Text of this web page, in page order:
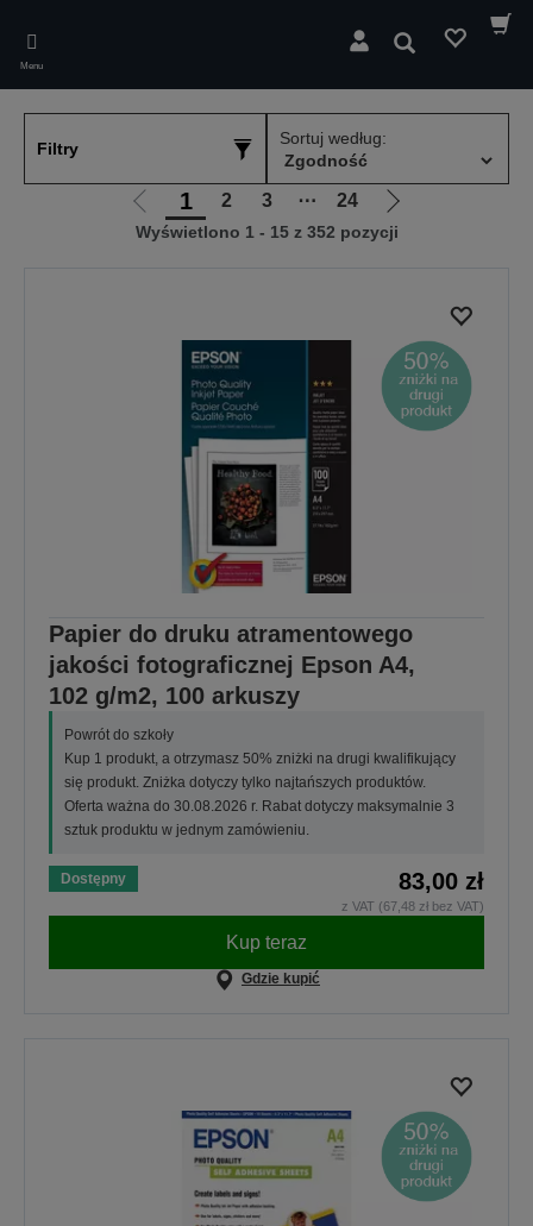
main
content
Menu
Wyszukaj
Filtry
Sortuj według:
Przejdź
do
1 2 3 ⋯ 24
Przejdź
do
Wyświetlono 1 - 15 z 352 pozycji
Papier do druku atramentowego
jakości fotograficznej Epson A4,
102 g/m2, 100 arkuszy
Powrót do szkoły
Kup 1 produkt, a otrzymasz 50% zniżki na drugi kwalifikujący
się produkt. Zniżka dotyczy tylko najtańszych produktów.
Oferta ważna do 30.08.2026 r. Rabat dotyczy maksymalnie 3
sztuk produktu w jednym zamówieniu.
Dostępny 83,00 zł
z VAT (67,48 zł bez VAT)
Kup teraz
Gdzie kupić